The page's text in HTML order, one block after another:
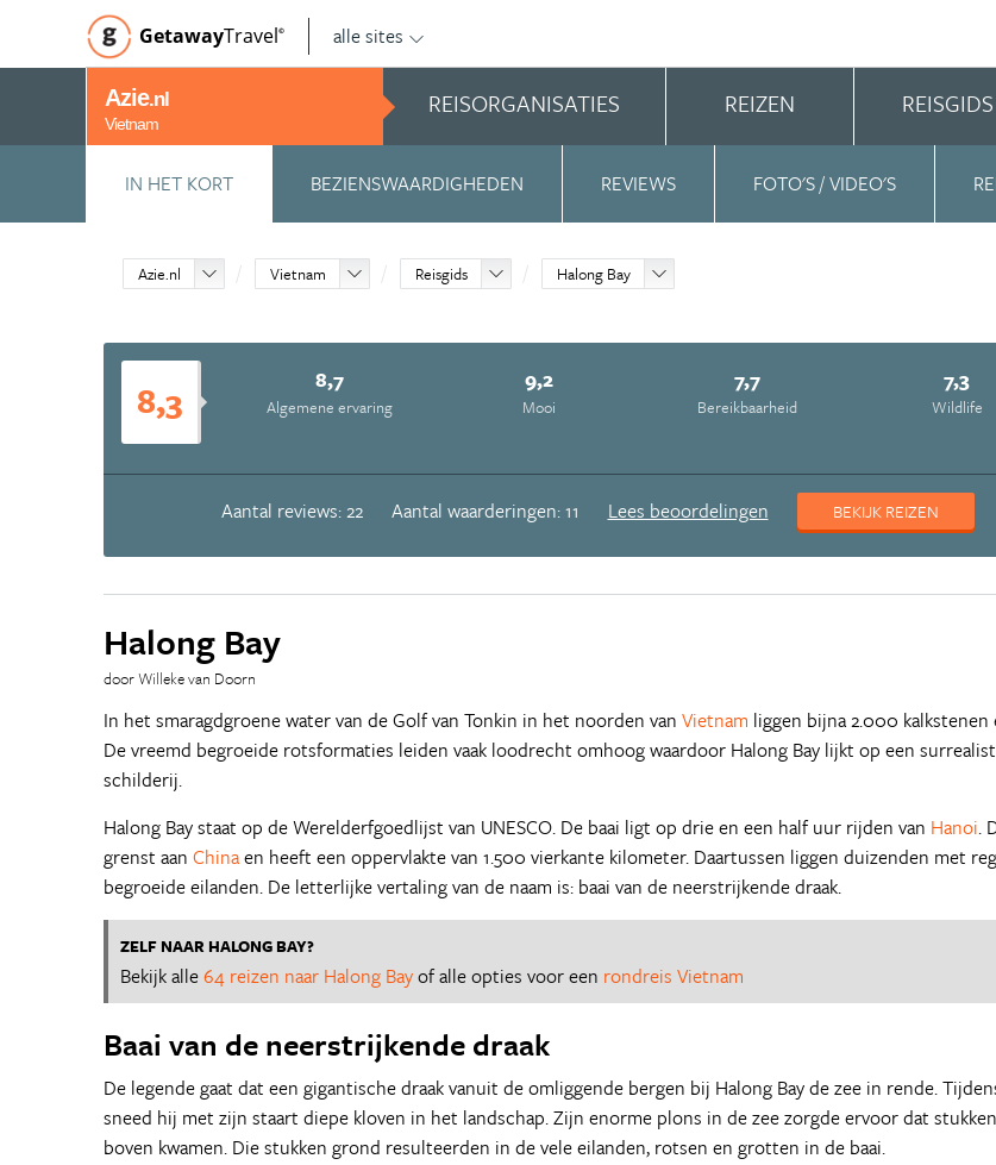
GetawayTravel© alle sites
Azie.nl
Vietnam
REISORGANISATIES REIZEN REISGIDS
IN HET KORT BEZIENSWAARDIGHEDEN REVIEWS FOTO'S / VIDEO'S
Azie.nl Vietnam Reisgids Halong Bay
8,3 8,7
Algemene ervaring
9,2
Mooi
7,7
Bereikbaarheid
7,3
Wildlife
Aantal reviews: 22 Aantal waarderingen: 11 Lees beoordelingen BEKIJK REIZEN
Halong Bay
door Willeke van Doorn
In het smaragdgroene water van de Golf van Tonkin in het noorden van Vietnam liggen bijna 2.000 kalkstenen
De vreemd begroeide rotsformaties leiden vaak loodrecht omhoog waardoor Halong Bay lijkt op een
schilderij.
Halong Bay staat op de Werelderfgoedlijst van UNESCO. De baai ligt op drie en een half uur rijden van Hanoi.
grenst aan Chinaen heeft een oppervlakte van 1.500 vierkante kilometer. Daartussen liggen duizenden met
begroeide eilanden. De letterlijke vertaling van de naam is: baai van de neerstrijkende draak.
ZELF NAAR HALONG BAY?
Bekijk alle64 reizen naar Halong Bayof alle opties voor een rondreis Vietnam
Baai van de neerstrijkende draak
De legende gaat dat een gigantische draak vanuit de omliggende bergen bij Halong Bay de zee in rende.
sneed hij met zijn staart diepe kloven in het landschap. Zijn enorme plons in de zee zorgde ervoor dat
boven kwamen. Die stukken grond resulteerden in de vele eilanden, rotsen en grotten in de baai.